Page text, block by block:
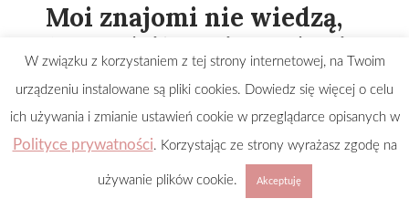
Moi znajomi nie wiedzą,
że urodziłam się w obozie
dla uchodźców
Przez to, co dzieje się w mediach społecznościowych
słowo „uchodźca” nabrało negatywnego wydźwięku.
Mamy w szkole uchodźców z Syrii i innych miejsc i są
dobrze traktowani, ale ja po prostu nie chcę, żeby moje
W związku z korzystaniem z tej strony internetowej, na Twoim
urządzeniu instalowane są pliki cookies. Dowiedz się więcej o celu
ich używania i zmianie ustawień cookie w przeglądarce opisanych w
Polityce prywatności. Korzystając ze strony wyrażasz zgodę na
używanie plików cookie. Akceptuję